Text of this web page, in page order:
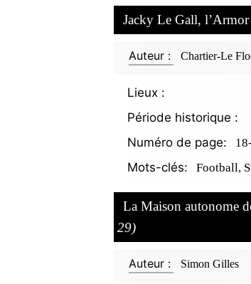
Jacky Le Gall,
Auteur : Chartier-Le
Lieux :
Période historique :
Numéro de page:
Mots-clés: Football,
La Maison autonome
29)
Auteur : Simon Gilles